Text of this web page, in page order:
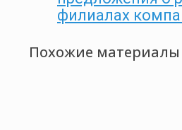
филиалах
Похожие материалы